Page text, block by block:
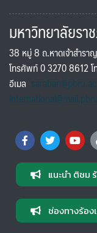
มหาวิทยาลัยรา
38 หมู่ 8 ถ.หาดเจ้าสำร
โทรศัพท์ 0 3270 8612
อีเมล
แนะนำ ติชม
ช่องทางร้อง